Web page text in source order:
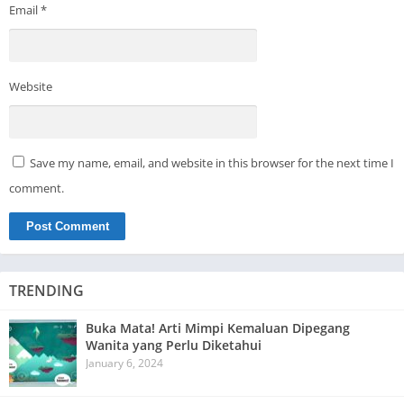
Email*
Website
Save my name, email, and website in this browser for the next time I
comment.
TRENDING
Buka Mata! Arti Mimpi Kemaluan Dipegang
Wanita yang Perlu Diketahui
January 6, 2024